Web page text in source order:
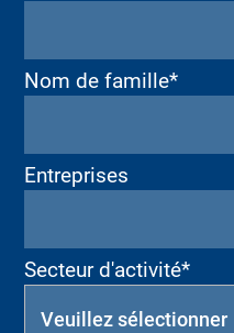
Nom de famille*
Entreprises
Secteur d'activité*